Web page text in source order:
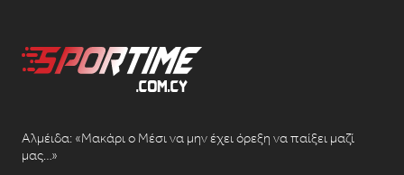
Αλμέιδα: «Μακάρι ο Μέσι να μην έχει όρεξη να παίξει μαζί
μας…»